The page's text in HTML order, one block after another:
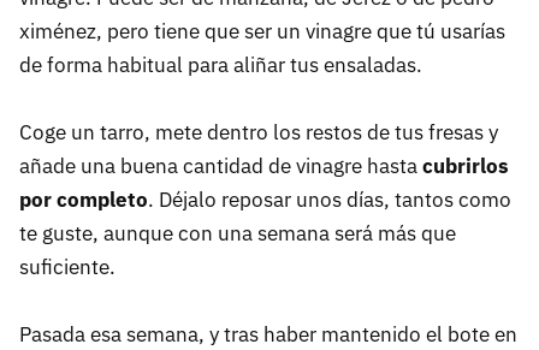
ximénez, pero tiene que ser un vinagre que tú usarías
de forma habitual para aliñar tus ensaladas.
Coge un tarro, mete dentro los restos de tus fresas y
añade una buena cantidad de vinagre hastacubrirlos
por completo. Déjalo reposar unos días, tantos como
te guste, aunque con una semana será más que
suficiente.
Pasada esa semana, y tras haber mantenido el bote en